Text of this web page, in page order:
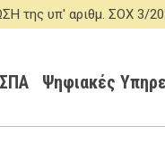
υπ' αριθμ. ΣΟΧ 3/2026
Ψηφιακές